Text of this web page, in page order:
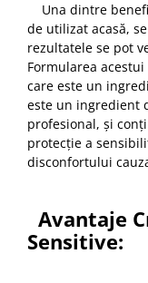
Una dintre
de utilizat acasă,
rezultatele se pot
Formularea
care este un
este un ingredient
profesional, și
protecție a
disconfortului
Avantaje
Sensitive: